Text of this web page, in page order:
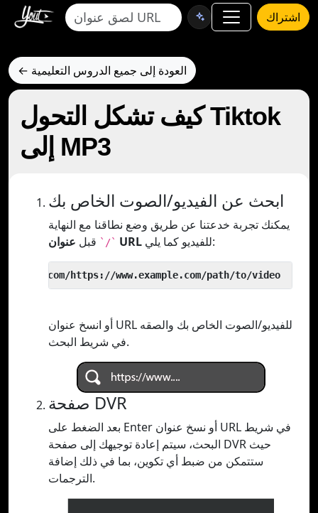
اشتراك
← العودة إلى جميع الدروس التعليمية
كيف تشكل التحول Tiktok
إلى MP3
ابحث عن الفيديو/الصوت الخاص بك
يمكنك تجربة خدعتنا عن طريق وضع نطاقنا مع النهاية
`/` قبل عنوان URL للفيديو كما يلي:
أو انسخ عنوان URL للفيديو/الصوت الخاص بك والصقه
في شريط البحث.
صفحة DVR
بعد الضغط على Enter أو نسخ عنوان URL في شريط
البحث، سيتم إعادة توجيهك إلى صفحة DVR حيث
ستتمكن من ضبط أي تكوين، بما في ذلك إضافة
الترجمات.